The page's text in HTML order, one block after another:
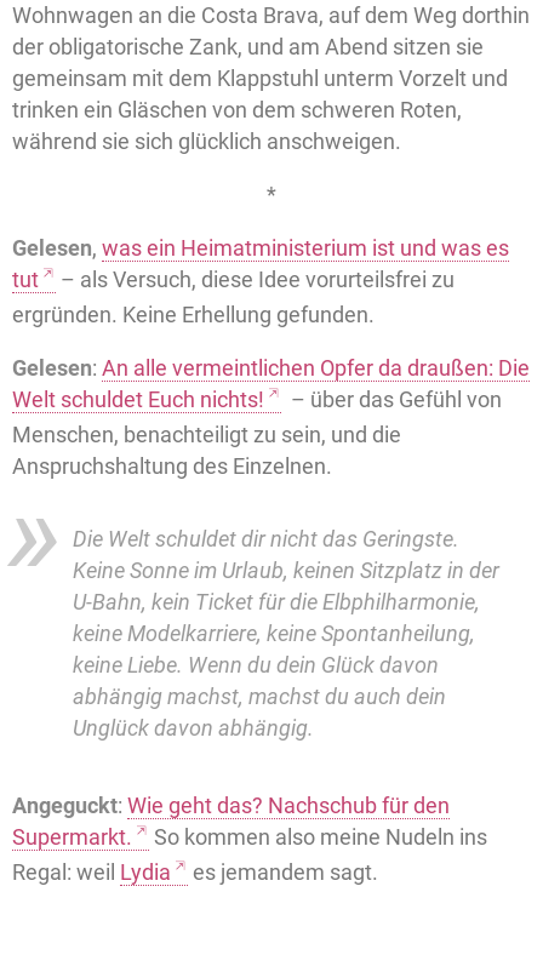
Wohnwagen an die Costa Brava, auf dem Weg dorthin
der obligatorische Zank, und am Abend sitzen sie
gemeinsam mit dem Klappstuhl unterm Vorzelt und
trinken ein Gläschen von dem schweren Roten,
während sie sich glücklich anschweigen.
*
Gelesen, was ein Heimatministerium ist und was es
tut
– als Versuch, diese Idee vorurteilsfrei zu
ergründen. Keine Erhellung gefunden.
Gelesen: An alle vermeintlichen Opfer da draußen: Die
Welt schuldet Euch nichts!
– über das Gefühl von
Menschen, benachteiligt zu sein, und die
Anspruchshaltung des Einzelnen.
Die Welt schuldet dir nicht das Geringste.
Keine Sonne im Urlaub, keinen Sitzplatz in der
U-Bahn, kein Ticket für die Elbphilharmonie,
keine Modelkarriere, keine Spontanheilung,
keine Liebe. Wenn du dein Glück davon
abhängig machst, machst du auch dein
Unglück davon abhängig.
Angeguckt: Wie geht das? Nachschub für den
Supermarkt.
So kommen also meine Nudeln ins
Regal: weil Lydia es jemandem sagt.